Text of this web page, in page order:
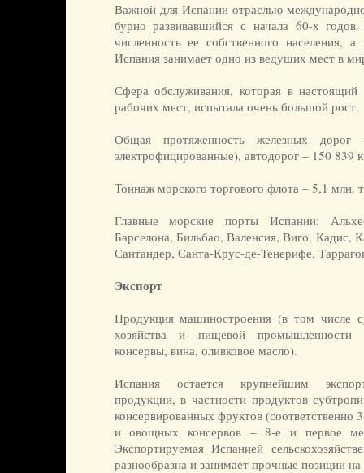
Важной для Испании отраслью
бурно развивавшийся с начала 60-х
численность ее собственного населения,
Испания занимает одно из ведущих мест в
Сфера обслуживания, которая в
рабочих мест, испытала очень большой рост.
Общая протяженность железных
электрофицированные), автодорог – 150 839
Тоннаж морского торгового флота – 5,1 млн.
Главные морские порты Испании:
Барселона, Бильбао, Валенсия, Виго, Кадис,
Сантандер, Санта-Крус-де-Тенерифе,
Экспорт
Продукция машиностроения (в том числе
хозяйства и пищевой промышленности
консервы, вина, оливковое масло).
Испания остается крупнейшим
продукции, в частности продуктов
консервированных фруктов
и овощных консервов – 8-е и первое
Экспортируемая Испанией
разнообразна и занимает прочные позиции